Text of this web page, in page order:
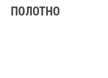
ПОЛОТНО